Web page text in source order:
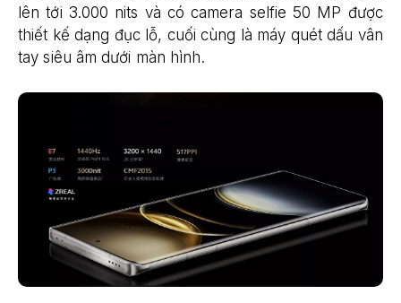
lên tới 3.000 nits và có camera selfie 50 MP được
thiết kế dạng đục lỗ, cuối cùng là máy quét dấu vân
tay siêu âm dưới màn hình.